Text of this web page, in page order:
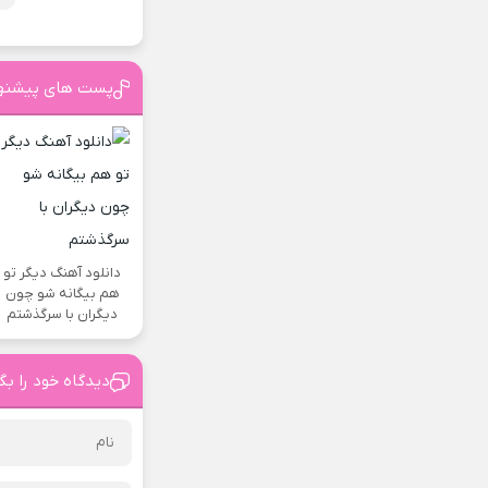
پست های
دانلود آهنگ دیگر تو
هم بیگانه شو چون
دیگران با سرگذشتم
دیدگاه خود را